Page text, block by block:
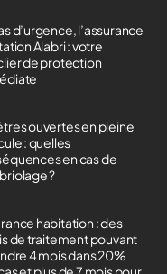
d’urgence, l’assurance
Alabri : votre
de protection
ouvertes en pleine
: quelles
en cas de
?
habitation : des
de traitement pouvant
4 mois dans 20%